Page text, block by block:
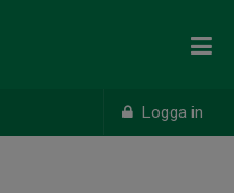
Logga in